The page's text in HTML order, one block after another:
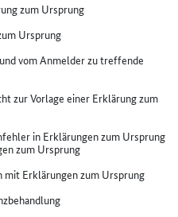
zum Ursprung
Ursprung
vom Anmelder zu treffende
zur Vorlage einer Erklärung zum
in Erklärungen zum Ursprung
zum Ursprung
mit Erklärungen zum Ursprung